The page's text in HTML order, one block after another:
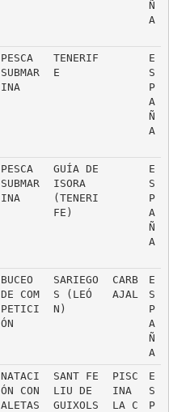
Ñ
A
PESCA
SUBMAR
INA
TENERIF
E
E
S
P
A
Ñ
A
PESCA
SUBMAR
INA
GUÍA DE
ISORA
(TENERI
FE)
E
S
P
A
Ñ
A
BUCEO
DE COM
PETICI
ÓN
SARIEGO
S (LEÓ
N)
CARB
AJAL
E
S
P
A
Ñ
A
NATACI
ÓN CON
ALETAS
SANT FE
LIU DE
GUIXOLS
PISC
INA
LA C
E
S
P